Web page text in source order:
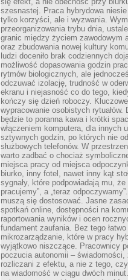
szesnastej. Praca hybrydowa
tylko korzyści, ale i wyzwania.
przeorganizowania trybu dnia,
granic między życiem zawodowym
oraz zbudowania nowej kultury
ludzi doceniło brak codziennych
możliwość dopasowania godzin
rytmów biologicznych, ale
odczuwać izolację, trudność w
ekranu i niejasność co do tego,
kończy się dzień roboczy.
wypracowanie osobistych rytuałów.
będzie to poranna kawa i krótki
włączeniem komputera, dla innych
sztywnych godzin, po których nie
służbowych telefonów. W
warto zadbać o chociaż
miejsca pracy od miejsca
biurko, inny fotel, nawet inny kąt
sygnały, które podpowiadają mu, że
pracujemy”, a „teraz
muszą się dostosować. Jasne
spotkań online, dostępności na
raportowania wyników i ocen
fundament zaufania. Bez tego
mikrozarządzanie, które w pracy
wyjątkowo niszczące. Pracownicy
poczucia autonomii – świadomości,
rozliczani z efektu, a nie z tego,
na wiadomość w ciągu dwóch